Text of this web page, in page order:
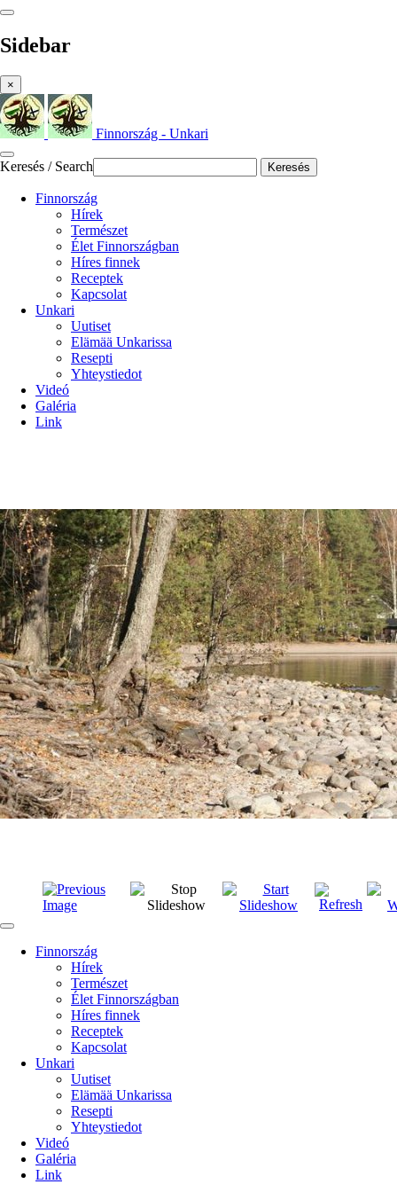
Sidebar
×
Finnország - Unkari
Keresés / Search Keresés
Finnország
Hírek
Természet
Élet Finnországban
Híres finnek
Receptek
Kapcsolat
Unkari
Uutiset
Elämää Unkarissa
Resepti
Yhteystiedot
Videó
Galéria
Link
Finnország
Hírek
Természet
Élet Finnországban
Híres finnek
Receptek
Kapcsolat
Unkari
Uutiset
Elämää Unkarissa
Resepti
Yhteystiedot
Videó
Galéria
Link